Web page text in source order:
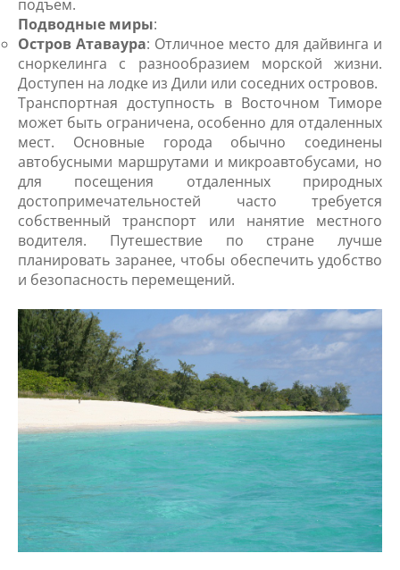
подъем.
Подводные миры:
Остров Атаваура: Отличное место для дайвинга и
сноркелинга с разнообразием морской жизни.
Доступен на лодке из Дили или соседних островов.
Транспортная доступность в Восточном Тиморе
может быть ограничена, особенно для отдаленных
мест. Основные города обычно соединены
автобусными маршрутами и микроавтобусами, но
для посещения отдаленных природных
достопримечательностей часто требуется
собственный транспорт или нанятие местного
водителя. Путешествие по стране лучше
планировать заранее, чтобы обеспечить удобство
и безопасность перемещений.